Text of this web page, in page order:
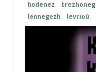
bodenez brezhoneg
lennegezh
levrioù